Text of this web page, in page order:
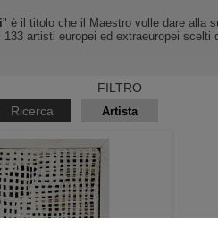
" è il titolo che il Maestro volle dare alla
artisti europei ed extraeuropei scelti
Ricerca
FILTRO